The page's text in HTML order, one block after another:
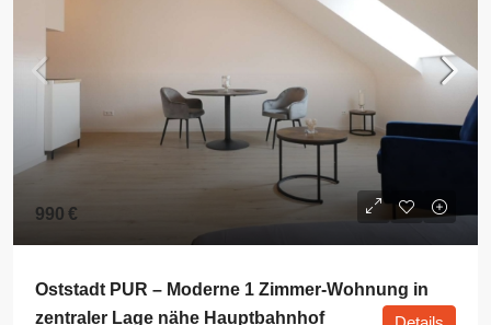
990 €
Oststadt PUR – Moderne 1 Zimmer-Wohnung in
zentraler Lage nähe Hauptbahnhof